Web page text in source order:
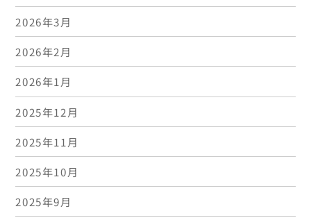
2026年3月
2026年2月
2026年1月
2025年12月
2025年11月
2025年10月
2025年9月